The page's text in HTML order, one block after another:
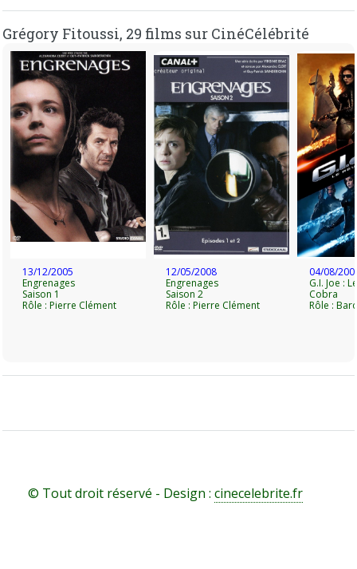
Grégory Fitoussi, 29 films sur CinéCélébrité
13/12/2005
Engrenages
Saison 1
Rôle : Pierre Clément
12/05/2008
Engrenages
Saison 2
Rôle : Pierre Clément
04/08/
G.I. Joe :
Cobra
Rôle :
© Tout droit réservé - Design :cinecelebrite.fr